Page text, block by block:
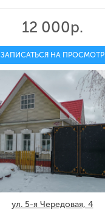
12 000р.
ЗАПИСАТЬСЯ НА ПРОСМОТР
ул. 5-я Чередовая, 4